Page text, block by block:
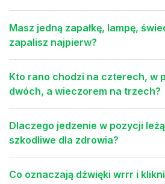
Masz jedną zapałkę, lampę,
zapalisz najpierw?
Kto rano chodzi na czterech, w
dwóch, a wieczorem na trzech?
Dlaczego jedzenie w pozycji
szkodliwe dla zdrowia?
Co oznaczają dźwięki wrrr i